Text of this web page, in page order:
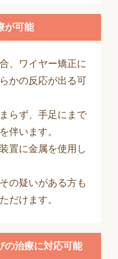
が可能
、ワイヤー矯正に
かの反応が出る可
らず、手足にまで
伴います。
置に金属を使用し
の疑いがある方も
だけます。
の治療に対応可能